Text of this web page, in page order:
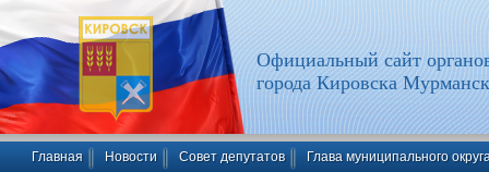
Официальный сайт
города Кировска
Главная Новости Совет депутатов Глава муниципального